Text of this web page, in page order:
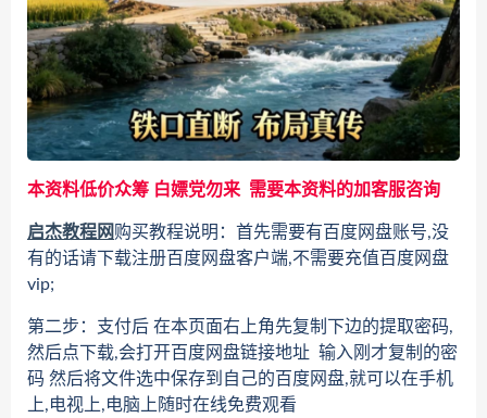
本资料低价众筹 白嫖党勿来 需要本资料的加客服咨询
启杰教程网购买教程说明：首先需要有百度网盘账号,没
有的话请下载注册百度网盘客户端,不需要充值百度网盘
vip;
第二步：支付后 在本页面右上角先复制下边的提取密码,
然后点下载,会打开百度网盘链接地址 输入刚才复制的密
码 然后将文件选中保存到自己的百度网盘,就可以在手机
上,电视上,电脑上随时在线免费观看